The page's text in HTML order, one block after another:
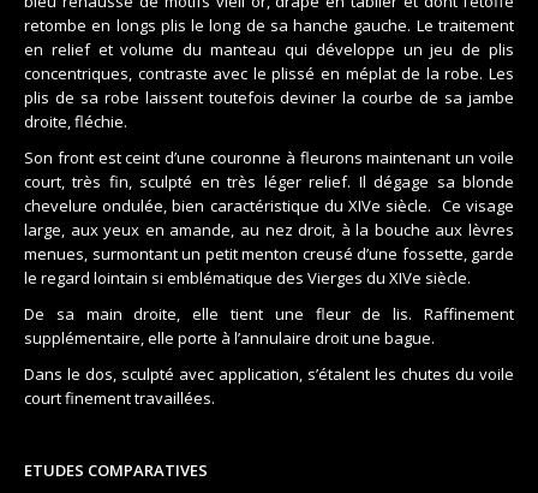
retombe en longs plis le long de sa hanche gauche. Le traitement
en relief et volume du manteau qui développe un jeu de plis
concentriques, contraste avec le plissé en méplat de la robe. Les
plis de sa robe laissent toutefois deviner la courbe de sa jambe
droite, fléchie.
Son front est ceint d’une couronne à fleurons maintenant un voile
court, très fin, sculpté en très léger relief. Il dégage sa blonde
chevelure ondulée, bien caractéristique du XIVe siècle. Ce visage
large, aux yeux en amande, au nez droit, à la bouche aux lèvres
menues, surmontant un petit menton creusé d’une fossette, garde
le regard lointain si emblématique des Vierges du XIVe siècle.
De sa main droite, elle tient une fleur de lis. Raffinement
supplémentaire, elle porte à l’annulaire droit une bague.
Dans le dos, sculpté avec application, s’étalent les chutes du voile
court finement travaillées.
ETUDES COMPARATIVES